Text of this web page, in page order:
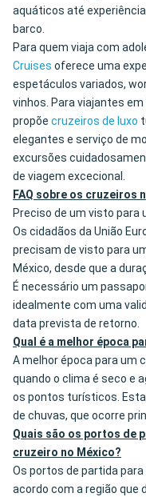
aquáticos até
barco.
Para quem viaja com
Cruises oferece uma
espetáculos variados,
vinhos. Para viajantes em
propõe cruzeiros de luxo
elegantes e serviço de
excursões
de viagem excecional.
FAQ sobre os cruzeiros
Preciso de um visto para
Os cidadãos da União
precisam de visto para
México, desde que a
É necessário um
idealmente com uma
data prevista de retorno.
Qual é a melhor época
A melhor época para um
quando o clima é seco e
os pontos turísticos.
de chuvas, que ocorre
Quais são os portos de
cruzeiro no México?
Os portos de partida
acordo com a região que